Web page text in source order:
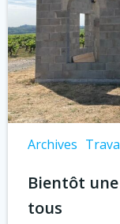
Archives
Bientôt
tous